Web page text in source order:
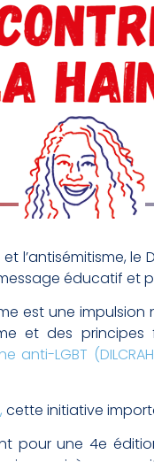
l’antisémitisme,
éducatif et
est une
et des
LGBT
cette initiative
pour une 4e